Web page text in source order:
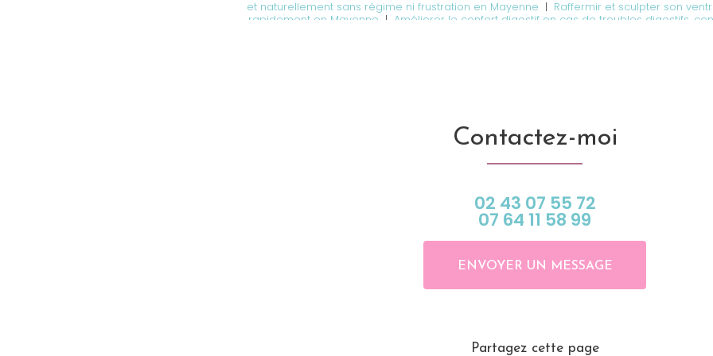
et naturellement sans régime ni frustration en Mayenne | Raffermir et sculpter son
rapidement en Mayenne |
Améliorer le confort digestif en cas de troubles digestifs,
Contactez-moi
02 43 07 55 72
07 64 11 58 99
ENVOYER UN MESSAGE
Partagez cette page